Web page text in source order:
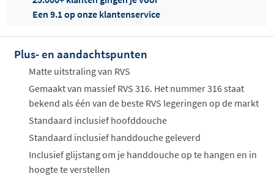
Offertes
Een 9.1 op onze klantenservice
Plus- en aandachtspunten
Matte uitstraling van RVS
Gemaakt van massief RVS 316. Het nummer 316 staat
bekend als één van de beste RVS legeringen op de markt
Standaard inclusief hoofddouche
Standaard inclusief handdouche geleverd
Inclusief glijstang om je handdouche op te hangen en in
hoogte te verstellen